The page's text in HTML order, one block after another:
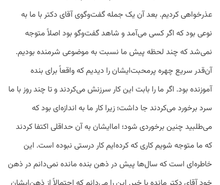
عذرخواهی کردیم. بعد آن یک جمله گفت‌وگوی آقای دکتر با ما به
نوعی بود که اگر کسی می‌آمد و شاهد گفت‌وگو بود اصلاً متوجه
نمی‌شد که چند لحظه پیش ما نسبت به موضوعی شرمنده بودیم.
آن‌قدر سریع چهره پرمحبت‌ایشان را دیدیم که واقعاً برای بنده
آموزنده بود. اگر ما را بابت این کار سرزنش می‌کردند و تا چند روز با ما
سرد برخورد می‌کردند جا داشت؛ زیرا کار ما به اندازه‌ای بود که
می‌طلبید چنین برخوردی شود؛ اما‌ایشان به آن حداقلی اکتفا کردند
که ما متوجه شویم کاری که کرده‌ایم کار درستی نبوده است. این
خاطره‌ای است که سال‌ها پیش در ذهن بنده مانده نمی‌دانم در ذهن